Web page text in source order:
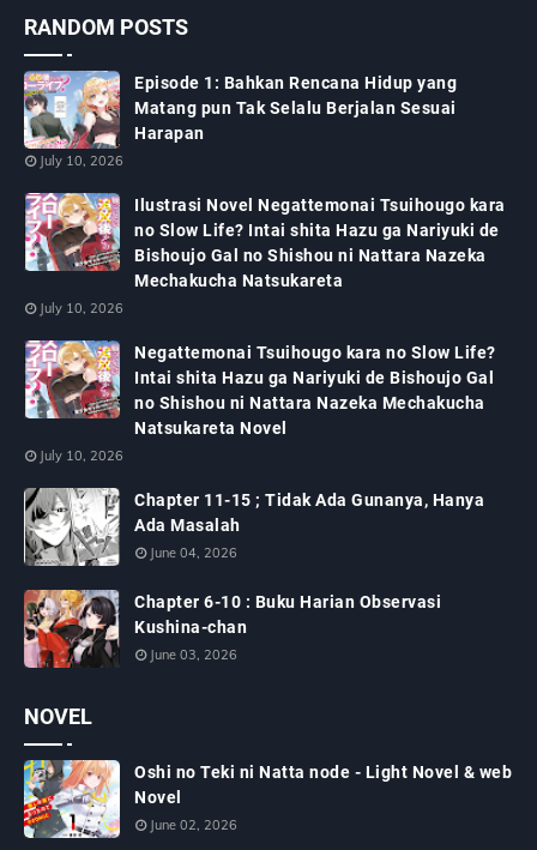
RANDOM POSTS
Episode 1: Bahkan Rencana Hidup yang
Matang pun Tak Selalu Berjalan Sesuai
Harapan
July 10, 2026
Ilustrasi Novel Negattemonai Tsuihougo kara
no Slow Life? Intai shita Hazu ga Nariyuki de
Bishoujo Gal no Shishou ni Nattara Nazeka
Mechakucha Natsukareta
July 10, 2026
Negattemonai Tsuihougo kara no Slow Life?
Intai shita Hazu ga Nariyuki de Bishoujo Gal
no Shishou ni Nattara Nazeka Mechakucha
Natsukareta Novel
July 10, 2026
Chapter 11-15 ; Tidak Ada Gunanya, Hanya
Ada Masalah
June 04, 2026
Chapter 6-10 : Buku Harian Observasi
Kushina-chan
June 03, 2026
NOVEL
Oshi no Teki ni Natta node - Light Novel & web
Novel
June 02, 2026